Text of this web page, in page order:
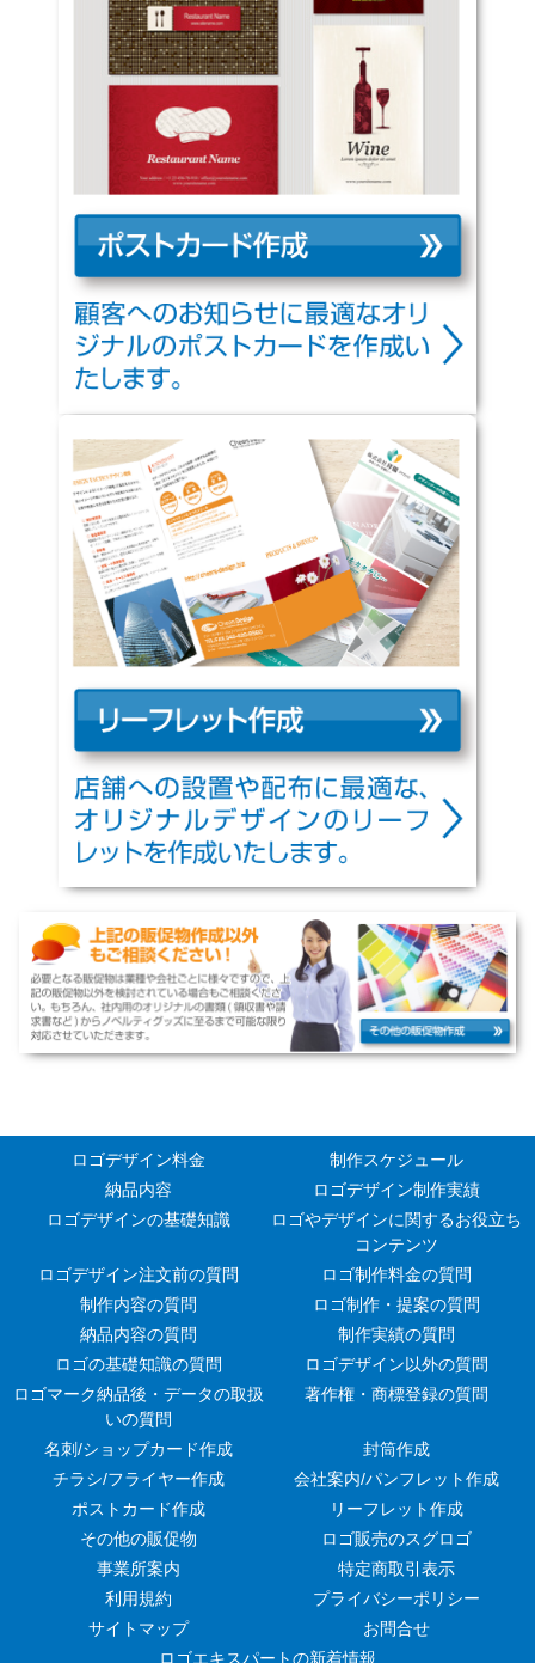
ロゴデザイン料金
制作スケジュール
納品内容
ロゴデザイン制作実績
ロゴデザインの基礎知識
ロゴやデザインに関するお役立ち
コンテンツ
ロゴデザイン注文前の質問
ロゴ制作料金の質問
制作内容の質問
ロゴ制作・提案の質問
納品内容の質問
制作実績の質問
ロゴの基礎知識の質問
ロゴデザイン以外の質問
ロゴマーク納品後・データの取扱
いの質問
著作権・商標登録の質問
名刺/ショップカード作成
封筒作成
チラシ/フライヤー作成
会社案内/パンフレット作成
ポストカード作成
リーフレット作成
その他の販促物
ロゴ販売のスグロゴ
事業所案内
特定商取引表示
利用規約
プライバシーポリシー
サイトマップ
お問合せ
ロゴエキスパートの新着情報